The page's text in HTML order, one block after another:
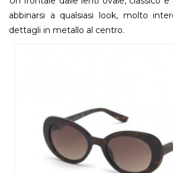
abbinarsi a qualsiasi look, molto
dettagli in metallo al centro.